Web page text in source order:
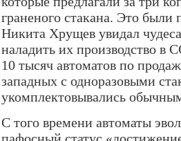
граненого стакана. Это были
Никита Хрущев увидал
наладить их производство в
10 тысяч автоматов по
западных с одноразовыми
укомплектовывались
С того времени автоматы